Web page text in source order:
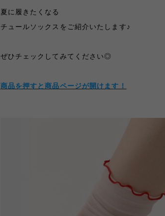
夏に履きたくなる
チュールソックスをご紹介いたします♪
ぜひチェックしてみてください◎
商品を押すと商品ページが開けます！